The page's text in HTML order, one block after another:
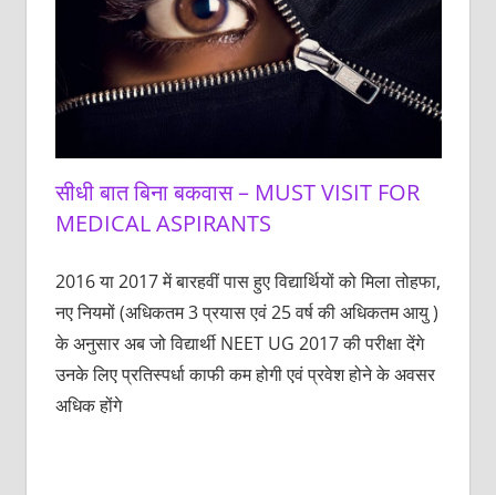
सीधी बात बिना बकवास – MUST VISIT FOR
MEDICAL ASPIRANTS
2016 या 2017 में बारहवीं पास हुए विद्यार्थियों को मिला तोहफा,
नए नियमों (अधिकतम 3 प्रयास एवं 25 वर्ष की अधिकतम आयु )
के अनुसार अब जो विद्यार्थी NEET UG 2017 की परीक्षा देंगे
उनके लिए प्रतिस्पर्धा काफी कम होगी एवं प्रवेश होने के अवसर
अधिक होंगे